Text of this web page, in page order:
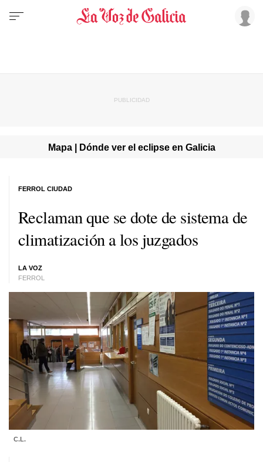
Mapa | Dónde ver el eclipse en Galicia
Reclaman que se dote de sistema de
climatización a los juzgados
LA VOZ
FERROL
FERROL CIUDAD
C.L.